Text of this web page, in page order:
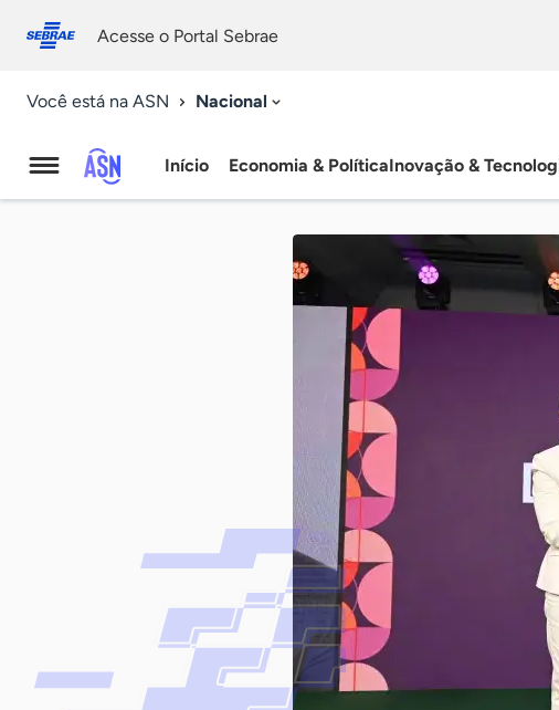
conosco
Acesse o Portal Sebrae
Você está na ASN Nacional
Agência
Início Economia & PolíticaInovação &